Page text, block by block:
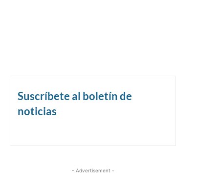
Suscríbete al boletín de
noticias
- Advertisement -